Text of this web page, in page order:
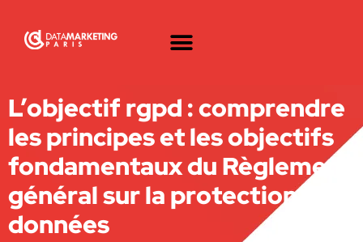
L’objectif rgpd : comprendre
les principes et les objectifs
fondamentaux du Règlement
général sur la protection des
données